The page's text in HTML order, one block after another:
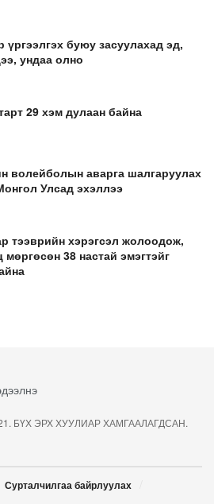
үргээлгэх буюу засуулахад эд,
ундаа олно
29 хэм дулаан байна
волейболын аварга шалгаруулах
Улсад эхэллээ
тээврийн хэрэгсэл жолоодож,
мөргөсөн 38 настай эмэгтэйг
БҮХ ЭРХ ХУУЛИАР ХАМГААЛАГДСАН.
Сурталчилгаа байрлуулах